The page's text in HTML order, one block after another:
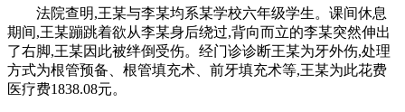
法院查明,王某与李某均系某学校六年级学生。课间休息
期间,王某蹦跳着欲从李某身后绕过,背向而立的李某突然伸出
了右脚,王某因此被绊倒受伤。经门诊诊断王某为牙外伤,处理
方式为根管预备、根管填充术、前牙填充术等,王某为此花费
医疗费1838.08元。